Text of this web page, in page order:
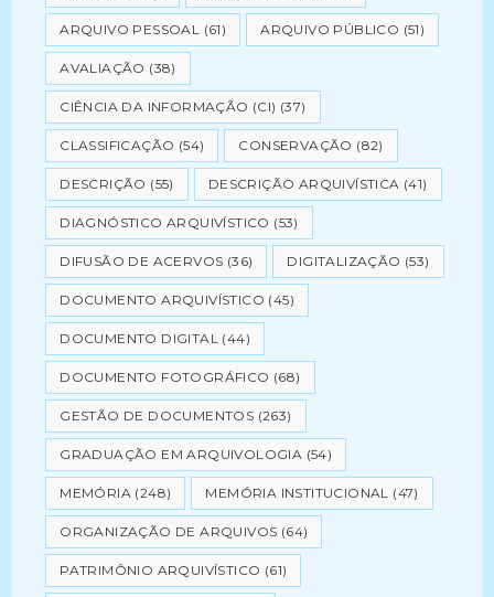
ARQUIVO PESSOAL (61) ARQUIVO PÚBLICO (51)
AVALIAÇÃO (38)
CIÊNCIA DA INFORMAÇÃO (CI) (37)
CLASSIFICAÇÃO (54) CONSERVAÇÃO (82)
DESCRIÇÃO (55) DESCRIÇÃO ARQUIVÍSTICA (41)
DIAGNÓSTICO ARQUIVÍSTICO (53)
DIFUSÃO DE ACERVOS (36) DIGITALIZAÇÃO (53)
DOCUMENTO ARQUIVÍSTICO (45)
DOCUMENTO DIGITAL (44)
DOCUMENTO FOTOGRÁFICO (68)
GESTÃO DE DOCUMENTOS (263)
GRADUAÇÃO EM ARQUIVOLOGIA (54)
MEMÓRIA (248) MEMÓRIA INSTITUCIONAL (47)
ORGANIZAÇÃO DE ARQUIVOS (64)
PATRIMÔNIO ARQUIVÍSTICO (61)